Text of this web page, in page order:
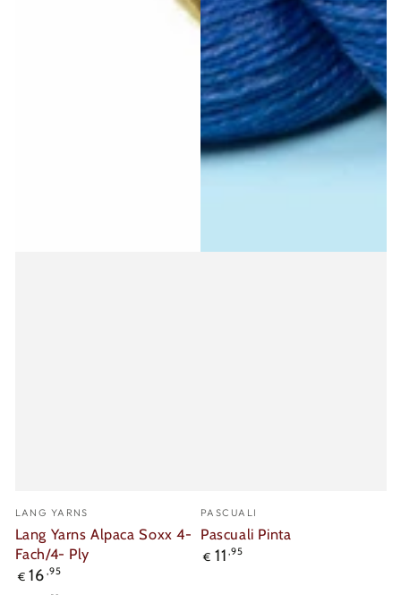
Verkäufer/in:
LANG YARNS
Lang Yarns Alpaca Soxx 4-
Fach/4- Ply
Regulärer
€ 16 ,95
Verkäufer/in:
PASCUALI
Pascuali Pinta
Regulärer
€ 11 ,95